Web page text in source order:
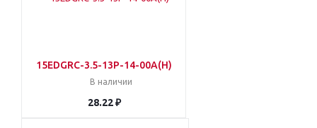
15EDGRC-3.5-13P-14-00A(H)
В наличии
28.22 ₽